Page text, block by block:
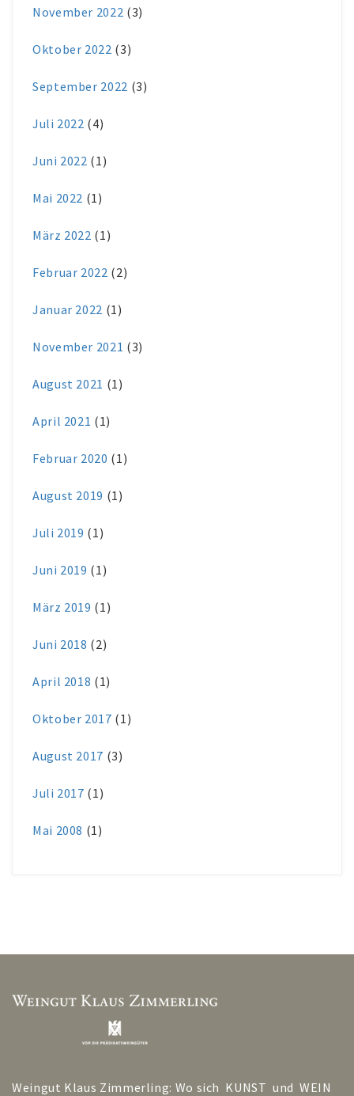
November 2022 (3)
Oktober 2022 (3)
September 2022 (3)
Juli 2022 (4)
Juni 2022 (1)
Mai 2022 (1)
März 2022 (1)
Februar 2022 (2)
Januar 2022 (1)
November 2021 (3)
August 2021 (1)
April 2021 (1)
Februar 2020 (1)
August 2019 (1)
Juli 2019 (1)
Juni 2019 (1)
März 2019 (1)
Juni 2018 (2)
April 2018 (1)
Oktober 2017 (1)
August 2017 (3)
Juli 2017 (1)
Mai 2008 (1)
Weingut Klaus Zimmerling: Wo sich KUNST und WEIN